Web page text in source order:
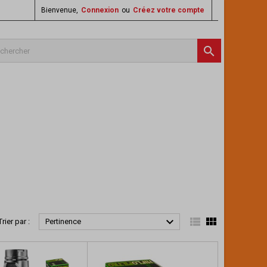
Bienvenue, Connexion ou Créez votre compte

par : Pertinence   